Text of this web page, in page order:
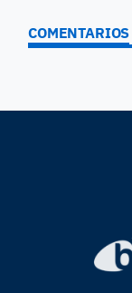
COMENTARIOS